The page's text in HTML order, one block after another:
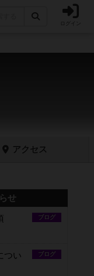
ログイン
アクセス
せ
ブログ
ブログ
つい